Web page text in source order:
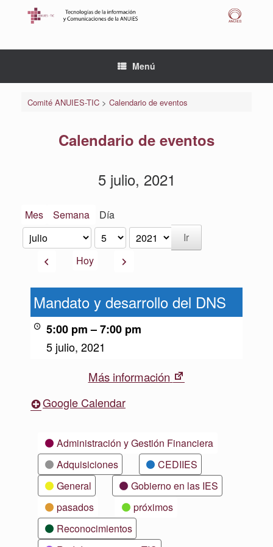
Menú
Comité ANUIES-TIC> Calendario de eventos
Calendario de eventos
5 julio, 2021
Mes Semana Día
Mes
Día
Año
AnteriorHoy Siguiente
desarrollo
Mandato y desarrollo del DNS
5:00 pm –7:00 pm
5 julio, 2021
Más información
Google Calendar
CategoríasAdministración y Gestión Financiera
Adquisiciones
CEDIIES
General
Gobierno en las IES
pasados
próximos
Reconocimientos